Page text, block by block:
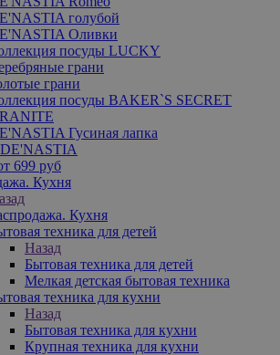
голубой
Оливки
посуды LUCKY
грани
грани
посуды BAKER`S SECRET
Гусиная лапка
699 руб
Кухня
Кухня
техника для детей
Назад
Бытовая техника для детей
Мелкая детская бытовая техника
техника для кухни
Назад
Бытовая техника для кухни
Крупная техника для кухни